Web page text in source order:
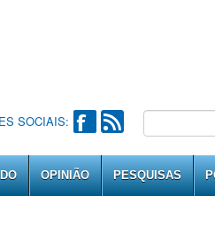
SOCIAIS:
OPINIÃO PESQUISAS